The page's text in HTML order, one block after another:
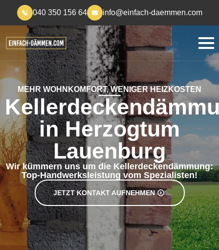
040 350 156 64 info@einfach-daemmen.com
MEHR WOHNKOMFORT, WENIGER HEIZKOSTEN
in Herzogtum
Lauenburg
Wir kümmern uns um die Kellerdeckendämmung:
Top-Handwerksleistung vom Spezialisten!
JETZT KONTAKT AUFNEHMEN